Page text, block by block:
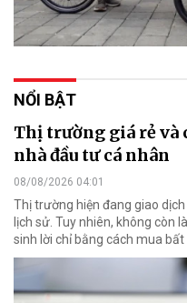
NỔI BẬT
Thị trường giá rẻ và
nhà đầu tư cá nhân
08/08/2026 04:01
Thị trường hiện đang giao
lịch sử. Tuy nhiên, không còn
sinh lời chỉ bằng cách mua